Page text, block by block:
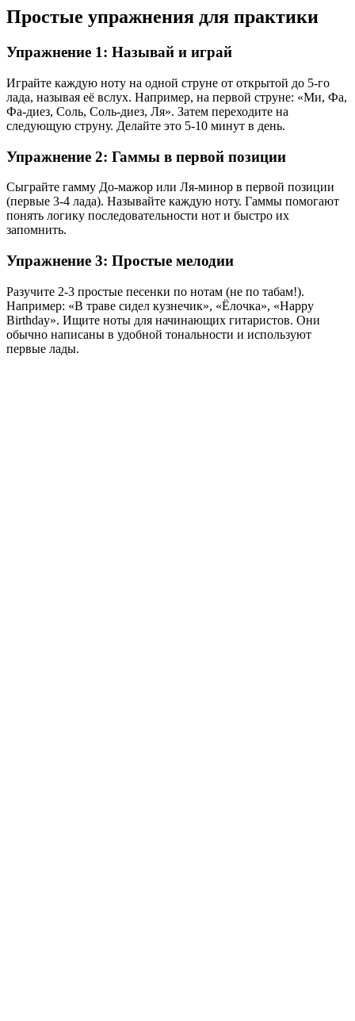
Простые упражнения для практики
Упражнение 1: Называй и играй
Играйте каждую ноту на одной струне от открытой до 5-го
лада, называя её вслух. Например, на первой струне: «Ми, Фа,
Фа-диез, Соль, Соль-диез, Ля». Затем переходите на
следующую струну. Делайте это 5-10 минут в день.
Упражнение 2: Гаммы в первой позиции
Сыграйте гамму До-мажор или Ля-минор в первой позиции
(первые 3-4 лада). Называйте каждую ноту. Гаммы помогают
понять логику последовательности нот и быстро их
запомнить.
Упражнение 3: Простые мелодии
Разучите 2-3 простые песенки по нотам (не по табам!).
Например: «В траве сидел кузнечик», «Ёлочка», «Happy
Birthday». Ищите ноты для начинающих гитаристов. Они
обычно написаны в удобной тональности и используют
первые лады.